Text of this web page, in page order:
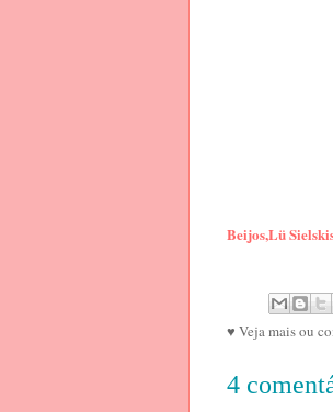
Beijos,Lü
♥ Veja mais ou
4